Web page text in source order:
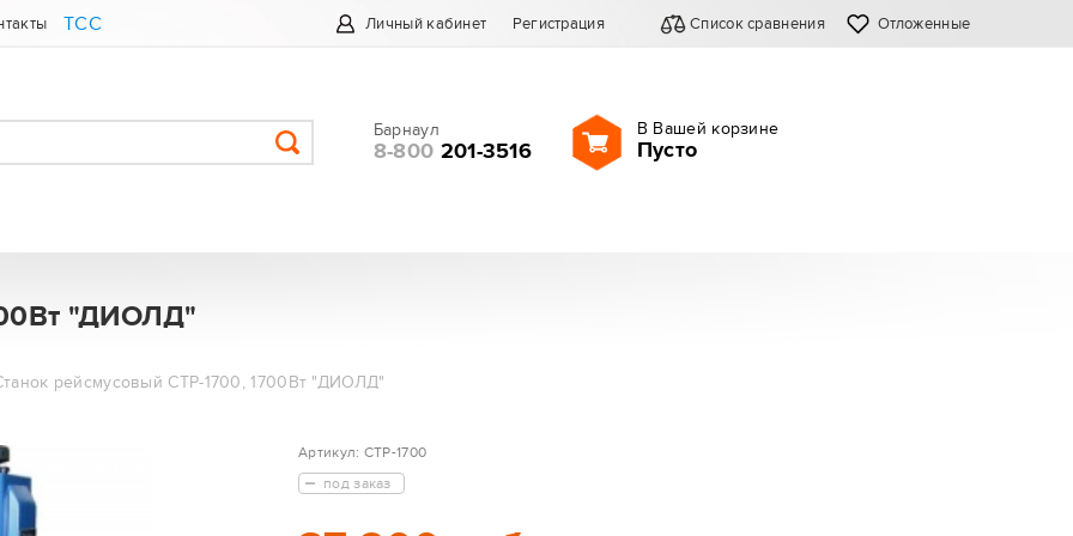
ТСС Личный кабинет Регистрация Список сравнения Отложенные
Барнаул
8-800 201-3516
В Вашей корзине
Пусто
"ДИОЛД"
рейсмусовый СТР-1700, 1700Вт "ДИОЛД"
Артикул: СТР-1700
под заказ